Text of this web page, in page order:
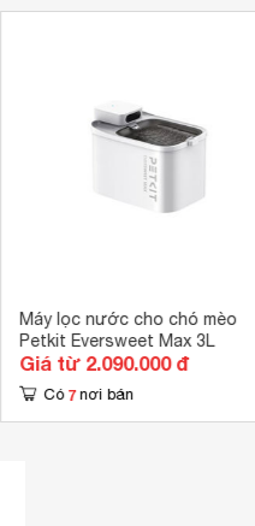
Máy lọc nước cho chó mèo
Petkit Eversweet Max 3L
Giá từ 2.090.000 đ
Có 7 nơi bán